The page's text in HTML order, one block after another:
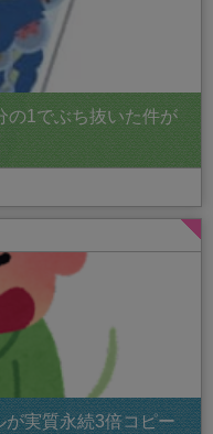
の1でぶち抜いた件が
実質永続3倍コピー